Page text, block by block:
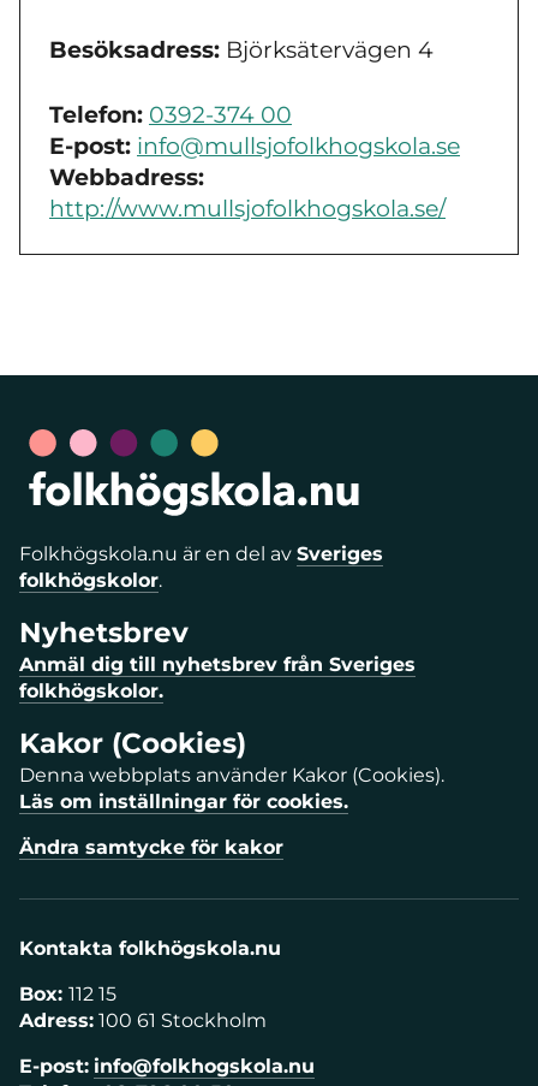
Besöksadress: Björksätervägen 4
Telefon: 0392-374 00
E-post: info@mullsjofolkhogskola.se
Webbadress:
http://www.mullsjofolkhogskola.se/
Folkhögskola.nu är en del av Sveriges
folkhögskolor.
Nyhetsbrev
Anmäl dig till nyhetsbrev från Sveriges
folkhögskolor.
Kakor (Cookies)
Denna webbplats använder Kakor (Cookies).
Läs om inställningar för cookies.
Ändra samtycke för kakor
Kontakta folkhögskola.nu
Box: 112 15
Adress: 100 61 Stockholm
E-post: info@folkhogskola.nu